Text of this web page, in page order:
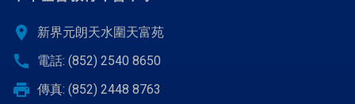
location_on 新界元朗天水圍天富苑
call 電話: (852) 2540 8650
print 傳真: (852) 2448 8763